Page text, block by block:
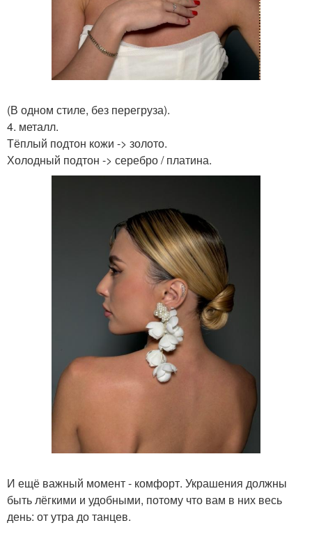
(В одном стиле, без перегруза).
4. металл.
Тёплый подтон кожи -> золото.
Холодный подтон -> серебро / платина.
И ещё важный момент - комфорт. Украшения должны
быть лёгкими и удобными, потому что вам в них весь
день: от утра до танцев.